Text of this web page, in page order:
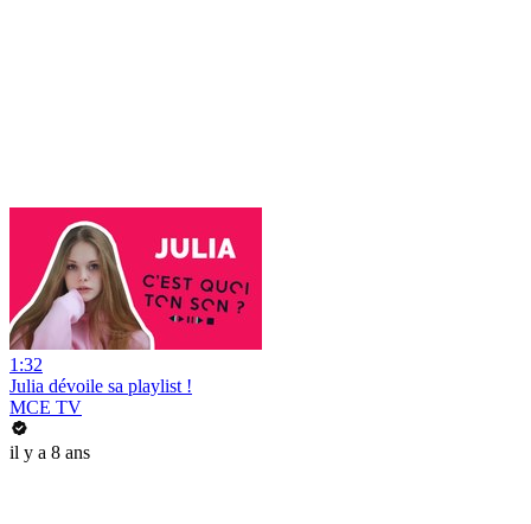
1:32
Julia dévoile sa playlist !
MCE TV
il y a 8 ans